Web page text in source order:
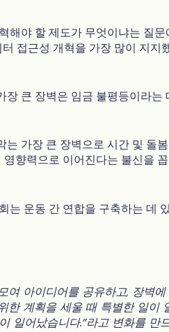
해야 할 제도가 무엇이냐는 질문
접근성 개혁을 가장 많이 지지
장 큰 장벽은 임금 불평등이라는
가장 큰 장벽으로 시간 및 돌
향력으로 이어진다는 불신을
는 운동 간 연합을 구축하는 데
여 아이디어를 공유하고, 장벽에
한 계획을 세울 때 특별한 일이
일어났습니다."라고 변화를 만